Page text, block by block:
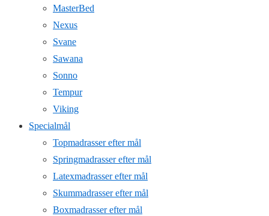
MasterBed
Nexus
Svane
Sawana
Sonno
Tempur
Viking
Specialmål
Topmadrasser efter mål
Springmadrasser efter mål
Latexmadrasser efter mål
Skummadrasser efter mål
Boxmadrasser efter mål